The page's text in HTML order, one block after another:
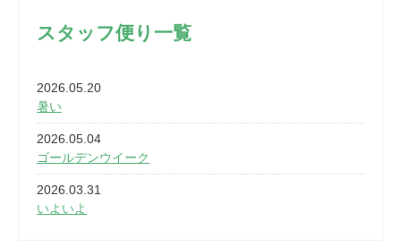
スタッフ便り一覧
2026.05.20
暑い
2026.05.04
ゴールデンウイーク
2026.03.31
いよいよ